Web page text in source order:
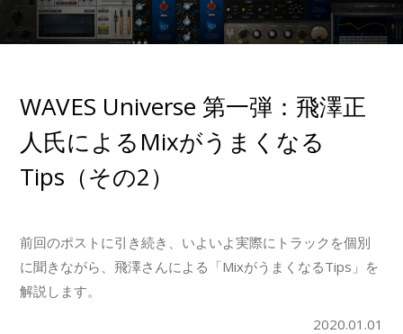
WAVES Universe 第一弾：飛澤正
人氏によるMixがうまくなる
Tips（その2）
前回のポストに引き続き、いよいよ実際にトラックを個別
に聞きながら、飛澤さんによる「MixがうまくなるTips」を
解説します。
2020.01.01